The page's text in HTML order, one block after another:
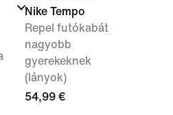
Nike Tempo
Repel futókabát
nagyobb
gyerekeknek
(lányok)
54,99 €